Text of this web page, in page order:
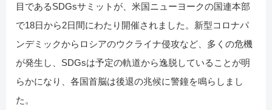
目であるSDGsサミットが、米国ニューヨークの国連本部
で18日から2日間にわたり開催されました。新型コロナパ
ンデミックからロシアのウクライナ侵攻など、多くの危機
が発生し、SDGsは予定の軌道から逸脱していることが明
らかになり、各国首脳は後退の兆候に警鐘を鳴らしまし
た。